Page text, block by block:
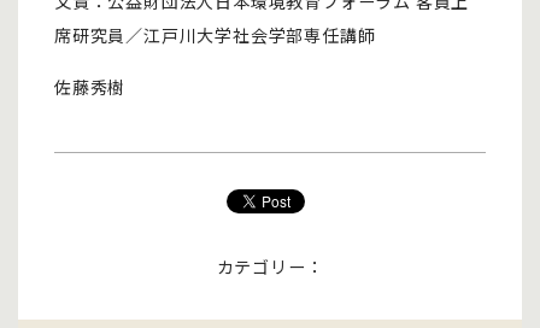
席研究員／江戸川大学社会学部専任講師
佐藤秀樹
カテゴリー：